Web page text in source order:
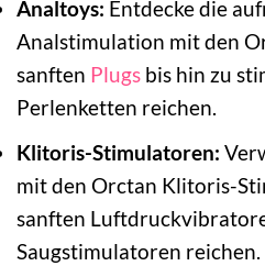
Analtoys: Entdecke die
Analstimulation mit den
sanften Plugs bis hin zu
Perlenketten reichen.
Klitoris-Stimulatoren:
mit den Orctan Klitoris-
sanften
Saugstimulatoren reichen.